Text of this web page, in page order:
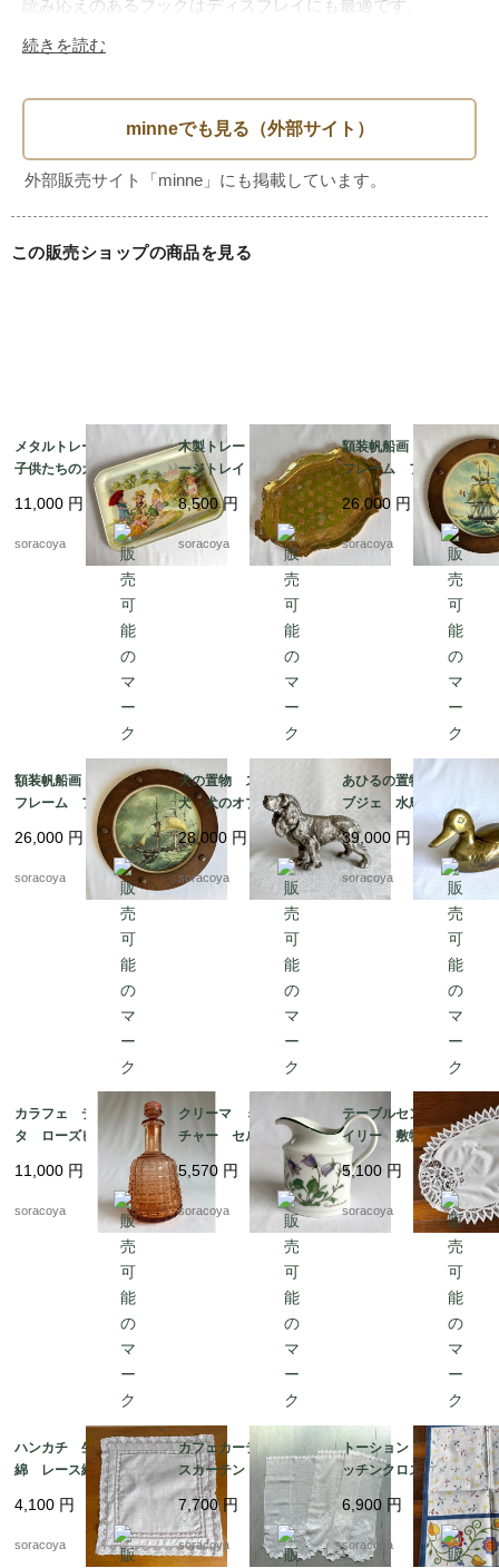
読み応えのあるブックはディスプレイにも最適です。
■素材： 　紙　レコード
■ブランド：　Columbia
■入荷数：　1
続きを読む
この販売ショップの商品を見る
メタルトレー 大型
子供たちのガーデニン
グ 植え込み お庭ジ
ョーロ花籠 19kwm75
11,000 円
soracoya
木製トレー ヴィンテ
ージトレイ イタリア
ン工芸 取っ手付き
ゴールドグリーン 19ot
m5
8,500円
soracoya
額装帆船画 木製丸型
フレーム フランス
マリン 晴天 航海 19
otm18-2
26,000 円
soracoya
額装帆船画 木製丸型
フレーム フランス
マリン 荒天 航海 1
9otm18-1
26,000 円
soracoya
犬の置物 スパニエル
犬 犬のオブジェ 猟
犬 メタルオブジェ 19
otk30
28,000 円
soracoya
あひるの置物 真鍮オ
ブジェ 水鳥 小物入
れ 19otｍ14-5
39,000 円
soracoya
カラフェ デキャン
タ ローズピンク アー
ルデコ 水差し 19tw
m16
11,000 円
soracoya
クリーマ ミルクピッ
チャー セルトマンヴ
ァイデン ババリア 1
2kwew13
5,570 円
soracoya
テーブルセンター ド
イリー 敷物 レース
リネン オーバル型 12
clec3
5,100 円
soracoya
ハンカチ 生成り色木
綿 レース縁取り 白
糸刺繍 ティーナプキ
ン 19cld37
4,100 円
soracoya
カフェカーテン レー
スカーテン とんぼ刺
繍 ２枚組 12cleh22
7,700円
soracoya
トーション ２枚組 キ
ッチンクロス テーブ
ルマット イタリア
製 レトロ カラフル
ヴィンテージ 12clem
23
6,900 円
soracoya